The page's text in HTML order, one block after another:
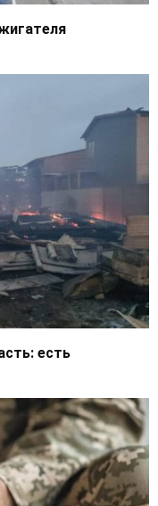
есть